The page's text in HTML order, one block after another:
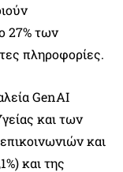
27% των
πληροφορίες.
GenAI
και των
και
και της